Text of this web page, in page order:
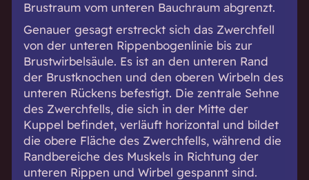
Brustraum vom unteren Bauchraum abgrenzt.
Genauer gesagt erstreckt sich das Zwerchfell
von der unteren Rippenbogenlinie bis zur
Brustwirbelsäule. Es ist an den unteren Rand
der Brustknochen und den oberen Wirbeln des
unteren Rückens befestigt. Die zentrale Sehne
des Zwerchfells, die sich in der Mitte der
Kuppel befindet, verläuft horizontal und bildet
die obere Fläche des Zwerchfells, während die
Randbereiche des Muskels in Richtung der
unteren Rippen und Wirbel gespannt sind.